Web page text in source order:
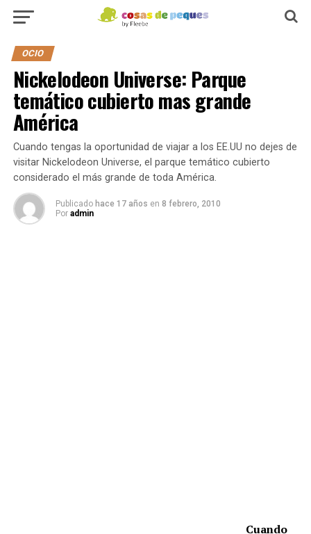
OCIO
Nickelodeon Universe: Parque
temático cubierto mas grande
América
Cuando tengas la oportunidad de viajar a los EE.UU no dejes de
visitar Nickelodeon Universe, el parque temático cubierto
considerado el más grande de toda América.
Publicado hace 17 años en 8 febrero, 2010
Por admin
Cuando